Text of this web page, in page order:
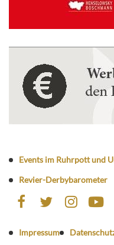
Events im Ruhrpott und
Revier-Derbybarometer
Impressum